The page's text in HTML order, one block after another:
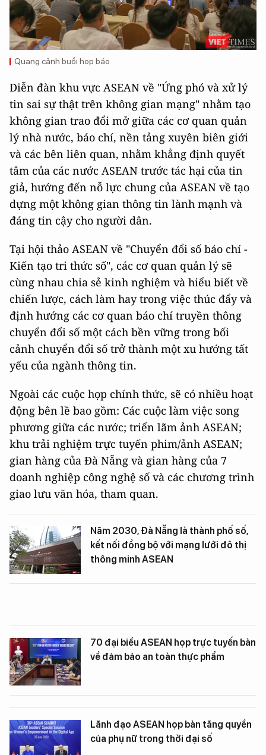
Quang cảnh buổi họp báo
Diễn đàn khu vực ASEAN về "Ứng phó và xử lý
tin sai sự thật trên không gian mạng" nhằm tạo
không gian trao đổi mở giữa các cơ quan quản
lý nhà nước, báo chí, nền tảng xuyên biên giới
và các bên liên quan, nhằm khẳng định quyết
tâm của các nước ASEAN trước tác hại của tin
giả, hướng đến nỗ lực chung của ASEAN về tạo
dựng một không gian thông tin lành mạnh và
đáng tin cậy cho người dân.
Tại hội thảo ASEAN về "Chuyển đổi số báo chí -
Kiến tạo tri thức số", các cơ quan quản lý sẽ
cùng nhau chia sẻ kinh nghiệm và hiểu biết về
chiến lược, cách làm hay trong việc thúc đẩy và
định hướng các cơ quan báo chí truyền thông
chuyển đổi số một cách bền vững trong bối
cảnh chuyển đổi số trở thành một xu hướng tất
yếu của ngành thông tin.
Ngoài các cuộc họp chính thức, sẽ có nhiều hoạt
động bên lề bao gồm: Các cuộc làm việc song
phương giữa các nước; triển lãm ảnh ASEAN;
khu trải nghiệm trực tuyến phim/ảnh ASEAN;
gian hàng của Đà Nẵng và gian hàng của 7
doanh nghiệp công nghệ số và các chương trình
giao lưu văn hóa, tham quan.
Năm 2030, Đà Nẵng là thành phố số,
kết nối đồng bộ với mạng lưới đô thị
thông minh ASEAN
70 đại biểu ASEAN họp trực tuyến bàn
về đảm bảo an toàn thực phẩm
Lãnh đạo ASEAN họp bàn tăng quyền
của phụ nữ trong thời đại số